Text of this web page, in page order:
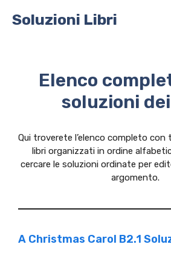
Soluzioni Libri
Elenco
soluzioni
Qui troverete l’elenco completo
libri organizzati in ordine
cercare le soluzioni ordinate per
argomento.
A Christmas Carol B2.1